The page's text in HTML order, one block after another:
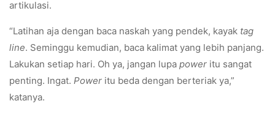
artikulasi.
“Latihan aja dengan baca naskah yang pendek, kayak tag
line. Seminggu kemudian, baca kalimat yang lebih panjang.
Lakukan setiap hari. Oh ya, jangan lupa power itu sangat
penting. Ingat. Power itu beda dengan berteriak ya,”
katanya.